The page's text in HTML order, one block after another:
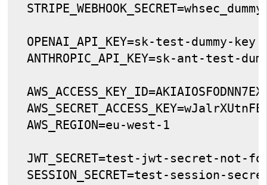
OPENAI_API_KEY=sk-test-dummy-key
ANTHROPIC_API_KEY=sk-ant-test-
AWS_REGION=eu-west-1
JWT_SECRET=test-jwt-secret-not-
SESSION_SECRET=test-session-